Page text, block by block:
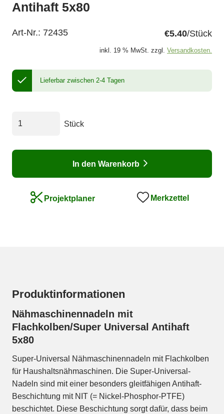
Antihaft 5x80
Art-Nr.: 72435 €5.40/Stück
inkl. 19 % MwSt. zzgl. Versandkosten.
Lieferbar zwischen 2-4 Tagen
Stück
In den Warenkorb
Projektplaner Merkzettel
Produktinformationen
Nähmaschinennadeln mit
Flachkolben/Super Universal Antihaft
5x80
Super-Universal Nähmaschinennadeln mit Flachkolben
für Haushaltsnähmaschinen. Die Super-Universal-
Nadeln sind mit einer besonders gleitfähigen Antihaft-
Beschichtung mit NIT (= Nickel-Phosphor-PTFE)
beschichtet. Diese Beschichtung sorgt dafür, dass beim